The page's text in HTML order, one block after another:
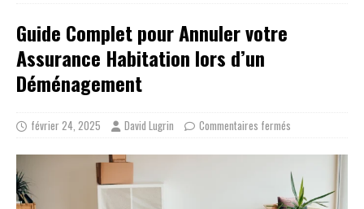
Guide Complet pour Annuler votre
Assurance Habitation lors d’un
Déménagement
février 24, 2025 David Lugrin Commentaires fermés